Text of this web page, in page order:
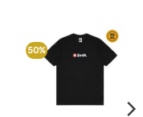
50%